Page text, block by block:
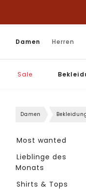
Damen Herren
Sale
Damen
Most wanted
Lieblinge des
Monats
Shirts & Tops